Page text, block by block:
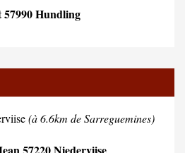
57990 Hundling
(à 6.6km de Sarreguemines)
57220 Niederviise